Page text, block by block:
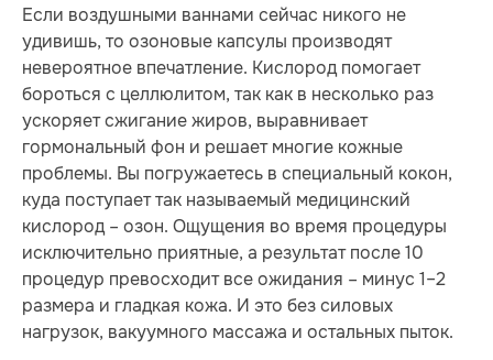
Если воздушными ваннами сейчас никого не
удивишь, то озоновые капсулы производят
невероятное впечатление. Кислород помогает
бороться с целлюлитом, так как в несколько раз
ускоряет сжигание жиров, выравнивает
гормональный фон и решает многие кожные
проблемы. Вы погружаетесь в специальный кокон,
куда поступает так называемый медицинский
кислород – озон. Ощущения во время процедуры
исключительно приятные, а результат после 10
процедур превосходит все ожидания – минус 1–2
размера и гладкая кожа. И это без силовых
нагрузок, вакуумного массажа и остальных пыток.